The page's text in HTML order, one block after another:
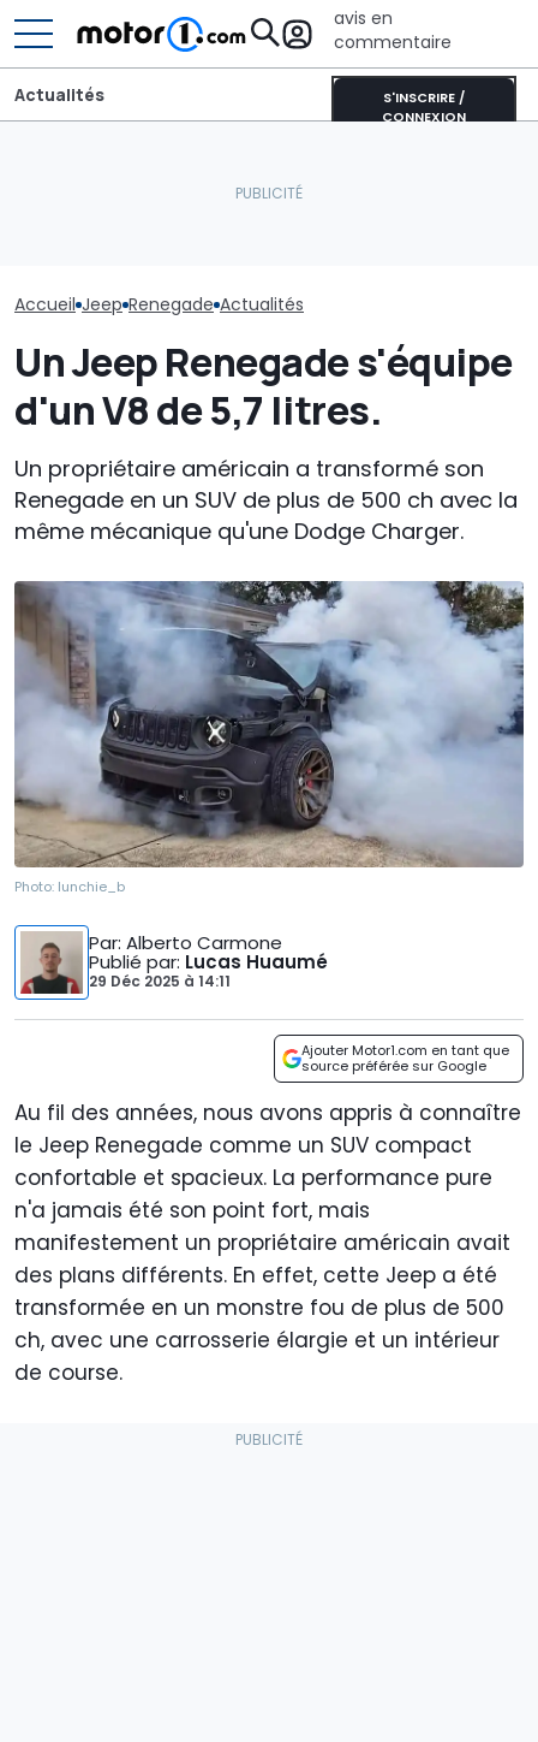
avis en
commentaire
S'INSCRIRE /
CONNEXION
Actualités
Accueil Jeep Renegade Actualités
Un Jeep Renegade s'équipe
d'un V8 de 5,7 litres.
Un propriétaire américain a transformé son
Renegade en un SUV de plus de 500 ch avec la
même mécanique qu'une Dodge Charger.
Photo: lunchie_b
Par: Alberto Carmone
Publié par: Lucas Huaumé
29 Déc 2025 à 14:11
Ajouter Motor1.com en tant que
source préférée sur Google
Au fil des années, nous avons appris à connaître
le Jeep Renegade comme un SUV compact
confortable et spacieux. La performance pure
n'a jamais été son point fort, mais
manifestement un propriétaire américain avait
des plans différents. En effet, cette Jeep a été
transformée en un monstre fou de plus de 500
ch, avec une carrosserie élargie et un intérieur
de course.